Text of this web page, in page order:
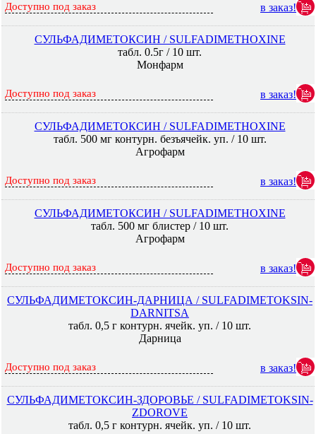
Доступно под заказ в заказ!
СУЛЬФАДИМЕТОКСИН / SULFADIMETHOXINE
табл. 0.5г / 10 шт.
Монфарм
Доступно под заказ в заказ!
СУЛЬФАДИМЕТОКСИН / SULFADIMETHOXINE
табл. 500 мг контурн. безъячейк. уп. / 10 шт.
Агрофарм
Доступно под заказ в заказ!
СУЛЬФАДИМЕТОКСИН / SULFADIMETHOXINE
табл. 500 мг блистер / 10 шт.
Агрофарм
Доступно под заказ в заказ!
СУЛЬФАДИМЕТОКСИН-ДАРНИЦА / SULFADIMETOKSIN-
DARNITSA
табл. 0,5 г контурн. ячейк. уп. / 10 шт.
Дарница
Доступно под заказ в заказ!
СУЛЬФАДИМЕТОКСИН-ЗДОРОВЬЕ / SULFADIMETOKSIN-
ZDOROVE
табл. 0,5 г контурн. ячейк. уп. / 10 шт.